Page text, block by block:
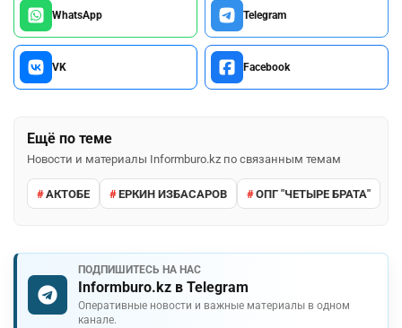
WhatsApp Telegram
VK Facebook
Ещё по теме
Новости и материалы Informburo.kz по связанным темам
АКТОБЕ ЕРКИН ИЗБАСАРОВ ОПГ "ЧЕТЫРЕ БРАТА"
ПОДПИШИТЕСЬ НА НАС
Informburo.kz в Telegram
Оперативные новости и важные материалы в одном
канале.